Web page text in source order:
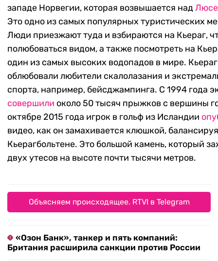
западе Норвегии, которая возвышается над
Это одно из самых популярных туристических
Люди приезжают туда и взбираются на Кьераг,
полюбоваться видом, а также посмотреть на
один из самых высоких водопадов в мире.
облюбовали любители скалолазания и
спорта, например, бейсджампинга. С 1994 года
совершили около 50 тысяч прыжков с вершины
октябре 2015 года игрок в гольф из Исландии
видео, как он замахивается клюшкой,
Кьерагбольтене. Это большой камень, который
двух утесов на высоте почти тысячи метров.
Объясняем происходящее. RTVI в Telegram
«Озон Банк», танкер и пять компаний:
Британия расширила санкции против России